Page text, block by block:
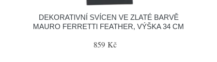
DEKORATIVNÍ SVÍCEN VE ZLATÉ BARVĚ
MAURO FERRETTI FEATHER, VÝŠKA 34 CM
859 Kč